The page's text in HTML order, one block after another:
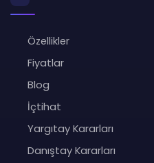
Özellikler
Fiyatlar
Blog
İçtihat
Yargıtay Kararları
Danıştay Kararları